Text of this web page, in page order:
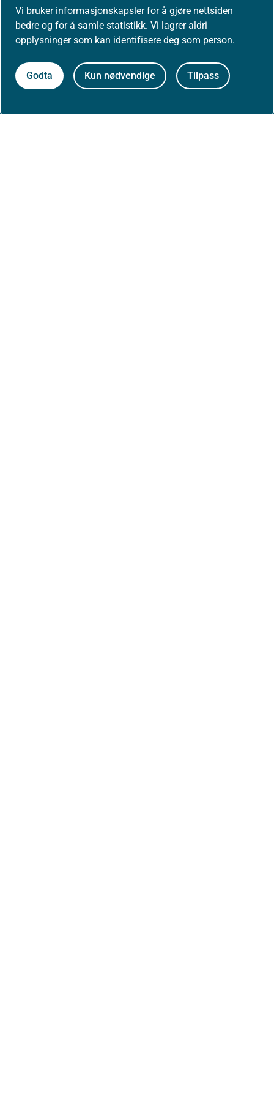
Vi bruker informasjonskapsler for å gjøre nettsiden
bedre og for å samle statistikk. Vi lagrer aldri
opplysninger som kan identifisere deg som person.
Godta Kun nødvendige Tilpass
Om Helsedirektoratet